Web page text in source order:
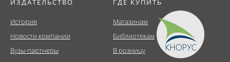
ИЗДАТЕЛЬСТВО
История
Новости компании
Вузы-партнеры
ГДЕ КУПИТЬ
Магазинам
Библиотекам
В розницу